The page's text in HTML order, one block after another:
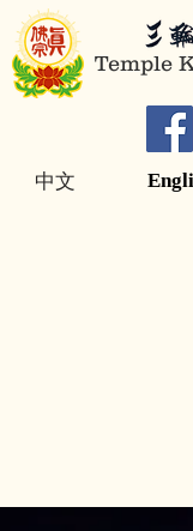
Temple
中文